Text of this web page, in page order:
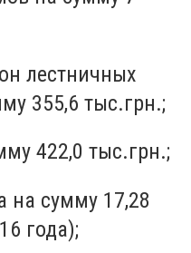
лестничных
355,6 тыс.грн.;
422,0 тыс.грн.;
на сумму 17,28
года);